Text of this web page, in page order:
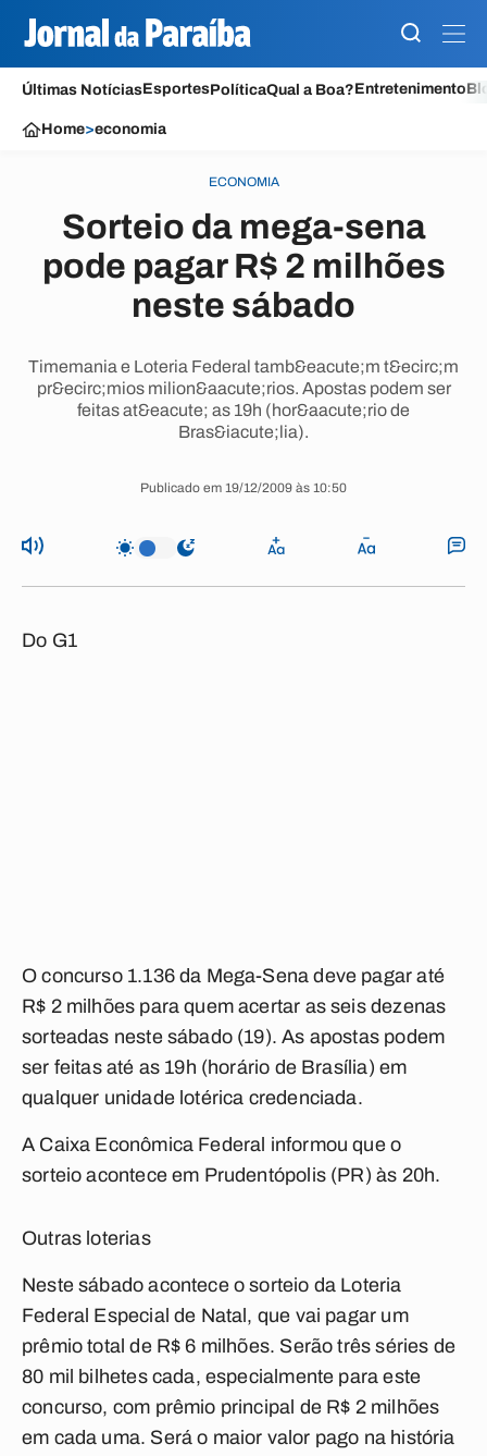
Últimas NotíciasEsportesPolíticaQual a Boa?Entretenimento
Home>economia
ECONOMIA
Sorteio da mega-sena
pode pagar R$ 2 milhões
neste sábado
Timemania e Loteria Federal tamb&eacute;m t&ecirc;m
pr&ecirc;mios milion&aacute;rios. Apostas podem ser
feitas at&eacute; as 19h (hor&aacute;rio de
Bras&iacute;lia).
Publicado em 19/12/2009 às 10:50
Do G1
O concurso 1.136 da Mega-Sena deve pagar até
R$ 2 milhões para quem acertar as seis dezenas
sorteadas neste sábado (19). As apostas podem
ser feitas até as 19h (horário de Brasília) em
qualquer unidade lotérica credenciada.
A Caixa Econômica Federal informou que o
sorteio acontece em Prudentópolis (PR) às 20h.
Outras loterias
Neste sábado acontece o sorteio da Loteria
Federal Especial de Natal, que vai pagar um
prêmio total de R$ 6 milhões. Serão três séries de
80 mil bilhetes cada, especialmente para este
concurso, com prêmio principal de R$ 2 milhões
em cada uma. Será o maior valor pago na história